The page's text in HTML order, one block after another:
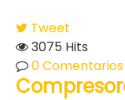
Tweet
3075 Hits
0 Comentarios